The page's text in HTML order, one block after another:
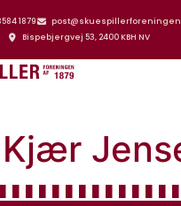
1879
Bispebjergvej 53, 2400 KBH NV